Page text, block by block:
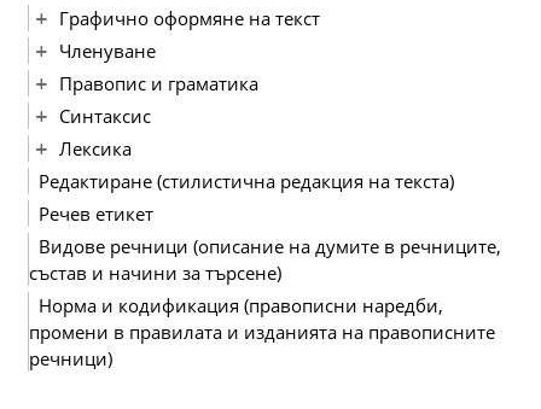
Графично оформяне на текст
Членуване
Правопис и граматика
Синтаксис
Лексика
Редактиране (стилистична редакция на текста)
Речев етикет
Видове речници (описание на думите в речниците,
състав и начини за търсене)
Норма и кодификация (правописни наредби,
промени в правилата и изданията на правописните
речници)